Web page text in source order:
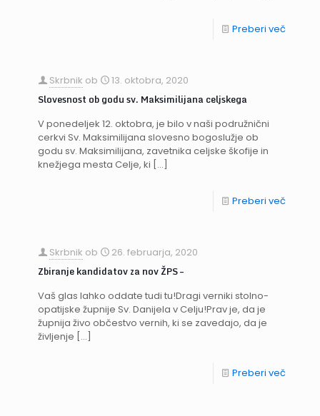
Preberi več
Skrbnik ob 13. oktobra, 2020
Slovesnost ob godu sv. Maksimilijana celjskega
V ponedeljek 12. oktobra, je bilo v naši podružnični
cerkvi Sv. Maksimilijana slovesno bogoslužje ob
godu sv. Maksimilijana, zavetnika celjske škofije in
knežjega mesta Celje, ki […]
Preberi več
Skrbnik ob 26. februarja, 2020
Zbiranje kandidatov za nov ŽPS –
Vaš glas lahko oddate tudi tu!Dragi verniki stolno-
opatijske župnije Sv. Danijela v Celju!Prav je, da je
župnija živo občestvo vernih, ki se zavedajo, da je
življenje […]
Preberi več